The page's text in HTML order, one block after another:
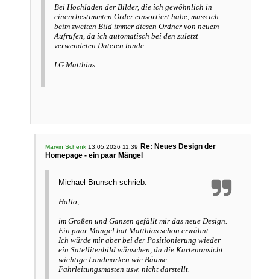
Bei Hochladen der Bilder, die ich gewöhnlich in
einem bestimmten Order einsortiert habe, muss ich
beim zweiten Bild immer diesen Ordner von neuem
Aufrufen, da ich automatisch bei den zuletzt
verwendeten Dateien lande.
LG Matthias
Marvin Schenk 13.05.2026 11:39
Re: Neues Design der
Homepage - ein paar Mängel
Michael Brunsch schrieb:
Hallo,
im Großen und Ganzen gefällt mir das neue Design.
Ein paar Mängel hat Matthias schon erwähnt.
Ich würde mir aber bei der Positionierung wieder
ein Satellitenbild wünschen, da die Kartenansicht
wichtige Landmarken wie Bäume
Fahrleitungsmasten usw. nicht darstellt.